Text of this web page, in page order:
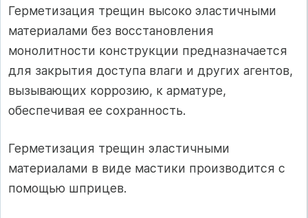
Герметизация трещин высоко эластичными
материалами без восстановления
монолитности конструкции предназначается
для закрытия доступа влаги и других агентов,
вызывающих коррозию, к арматуре,
обеспечивая ее сохранность.
Герметизация трещин эластичными
материалами в виде мастики производится с
помощью шприцев.